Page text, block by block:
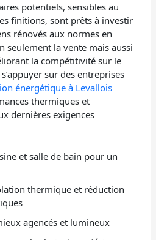
potentiels, sensibles au
finitions, sont prêts à investir
rénovés aux normes en
seulement la vente mais aussi
la compétitivité sur le
sur des entreprises
énergétique à Levallois
thermiques et
dernières exigences
et salle de bain pour un
thermique et réduction
agencés et lumineux